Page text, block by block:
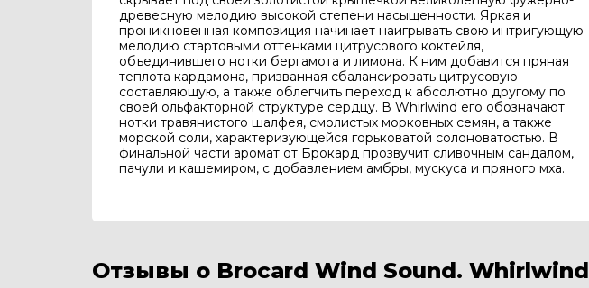
древесную мелодию высокой степени насыщенности. Яркая и
проникновенная композиция начинает наигрывать свою интригующую
мелодию стартовыми оттенками цитрусового коктейля,
объединившего нотки бергамота и лимона. К ним добавится пряная
теплота кардамона, призванная сбалансировать цитрусовую
составляющую, а также облегчить переход к абсолютно другому по
своей ольфакторной структуре сердцу. В Whirlwind его обозначают
нотки травянистого шалфея, смолистых морковных семян, а также
морской соли, характеризующейся горьковатой солоноватостью. В
финальной части аромат от Брокард прозвучит сливочным сандалом,
пачули и кашемиром, с добавлением амбры, мускуса и пряного мха.
Отзывы о Brocard Wind Sound. Whirlwind